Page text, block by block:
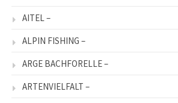
AITEL –
ALPIN FISHING –
ARGE BACHFORELLE –
ARTENVIELFALT –